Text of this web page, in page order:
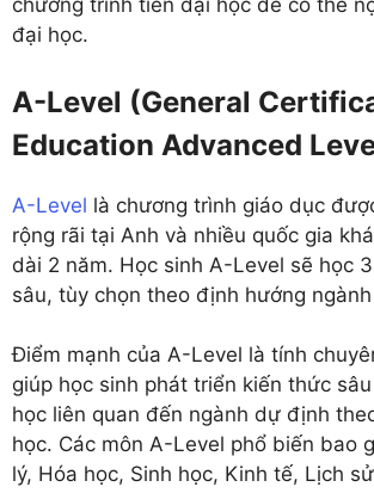
chương trình tiền đại học để có thể
đại học.
A-Level (General
Education Advanced
A-Level là chương trình giáo dục
rộng rãi tại Anh và nhiều quốc gia
dài 2 năm. Học sinh A-Level sẽ học
sâu, tùy chọn theo định hướng
Điểm mạnh của A-Level là tính
giúp học sinh phát triển kiến thức
học liên quan đến ngành dự định
học. Các môn A-Level phổ biến bao
lý, Hóa học, Sinh học, Kinh tế, Lịch